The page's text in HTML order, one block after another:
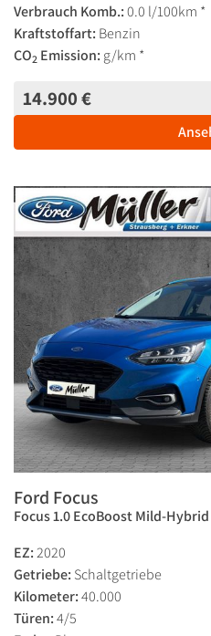
Verbrauch Komb.:0.0 l/100km *
Kraftstoffart: Benzin
CO2 Emission: g/km *
14.900 €
Ford Focus
Focus 1.0 EcoBoost Mild-
EZ:2020
Getriebe: Schaltgetriebe
Kilometer:40.000
Türen:4/5